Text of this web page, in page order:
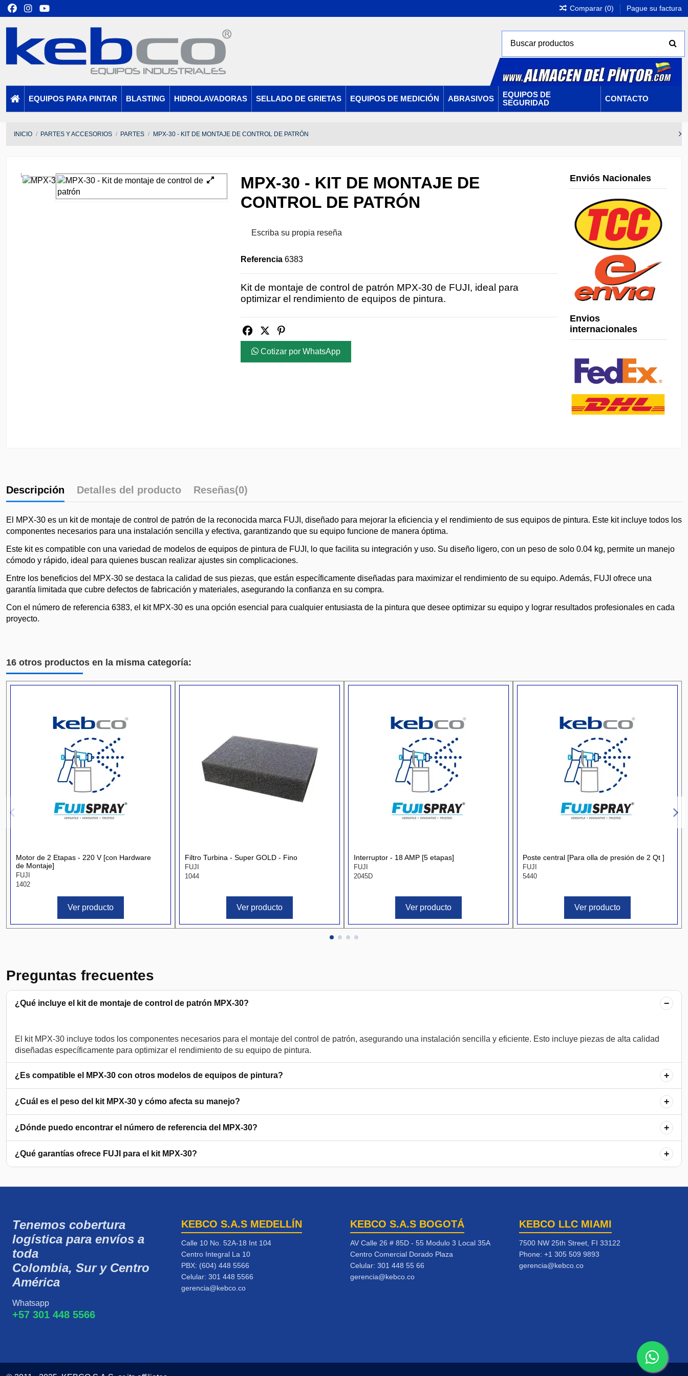
Comparar (0) Pague su factura
EQUIPOS PARA PINTAR BLASTING HIDROLAVADORAS SELLADO DE GRIETAS EQUIPOS DE MEDICIÓN ABRASIVOS
EQUIPOS DE
SEGURIDAD
CONTACTO
INICIO PARTES Y ACCESORIOS PARTES MPX-30 - KIT DE MONTAJE DE CONTROL DE PATRÓN
MPX-30 - KIT DE MONTAJE DE
CONTROL DE PATRÓN
Escriba su propia reseña
Referencia 6383
Kit de montaje de control de patrón MPX-30 de FUJI, ideal para
optimizar el rendimiento de equipos de pintura.
Cotizar por WhatsApp
Enviós Nacionales
Envios
internacionales
Descripción Detalles del producto Reseñas(0)
El MPX-30 es un kit de montaje de control de patrón de la reconocida marca FUJI, diseñado para mejorar la eficiencia y el rendimiento de sus equipos de pintura. Este kit incluye todos los
componentes necesarios para una instalación sencilla y efectiva, garantizando que su equipo funcione de manera óptima.
Este kit es compatible con una variedad de modelos de equipos de pintura de FUJI, lo que facilita su integración y uso. Su diseño ligero, con un peso de solo 0.04 kg, permite un manejo
cómodo y rápido, ideal para quienes buscan realizar ajustes sin complicaciones.
Entre los beneficios del MPX-30 se destaca la calidad de sus piezas, que están específicamente diseñadas para maximizar el rendimiento de su equipo. Además, FUJI ofrece una
garantía limitada que cubre defectos de fabricación y materiales, asegurando la confianza en su compra.
Con el número de referencia 6383, el kit MPX-30 es una opción esencial para cualquier entusiasta de la pintura que desee optimizar su equipo y lograr resultados profesionales en cada
proyecto.
16 otros productos en la misma categoría:
Motor de 2 Etapas - 220 V [con Hardware
de Montaje]
FUJI
1402
Ver producto
Filtro Turbina - Super GOLD - Fino
FUJI
1044
Ver producto
Interruptor - 18 AMP [5 etapas]
FUJI
2045D
Ver producto
Poste central [Para olla de presión de 2 Qt ]
FUJI
5440
Ver producto
Preguntas frecuentes
¿Qué incluye el kit de montaje de control de patrón MPX-30? −
El kit MPX-30 incluye todos los componentes necesarios para el montaje del control de patrón, asegurando una instalación sencilla y eficiente. Esto incluye piezas de alta calidad
¿Es compatible el MPX-30 con otros modelos de equipos de pintura? +
¿Cuál es el peso del kit MPX-30 y cómo afecta su manejo? +
¿Dónde puedo encontrar el número de referencia del MPX-30? +
¿Qué garantías ofrece FUJI para el kit MPX-30? +
Tenemos cobertura
logística para envíos a
toda
Colombia, Sur y Centro
América
Whatsapp
+57 301 448 5566
KEBCO S.A.S MEDELLÍN
Calle 10 No. 52A-18 Int 104
Centro Integral La 10
PBX: (604) 448 5566
Celular: 301 448 5566
gerencia@kebco.co
KEBCO S.A.S BOGOTÁ
AV Calle 26 # 85D - 55 Modulo 3 Local 35A
Centro Comercial Dorado Plaza
Celular: 301 448 55 66
gerencia@kebco.co
KEBCO LLC MIAMI
7500 NW 25th Street, FI 33122
Phone: +1 305 509 9893
gerencia@kebco.co